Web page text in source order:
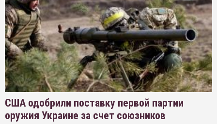
США одобрили поставку первой партии
оружия Украине за счет союзников